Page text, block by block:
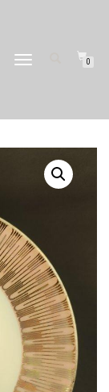
NAVIGATION
0